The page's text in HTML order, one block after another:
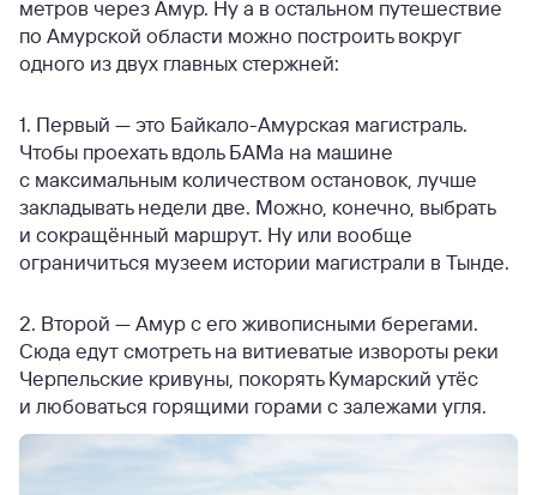
метров через Амур. Ну а в остальном путешествие
по Амурской области можно построить вокруг
одного из двух главных стержней:
1. Первый — это Байкало-Амурская магистраль.
Чтобы проехать вдоль БАМа на машине
с максимальным количеством остановок, лучше
закладывать недели две. Можно, конечно, выбрать
и сокращённый маршрут. Ну или вообще
ограничиться музеем истории магистрали в Тынде.
2. Второй — Амур с его живописными берегами.
Сюда едут смотреть на витиеватые извороты реки
Черпельские кривуны, покорять Кумарский утёс
и любоваться горящими горами с залежами угля.